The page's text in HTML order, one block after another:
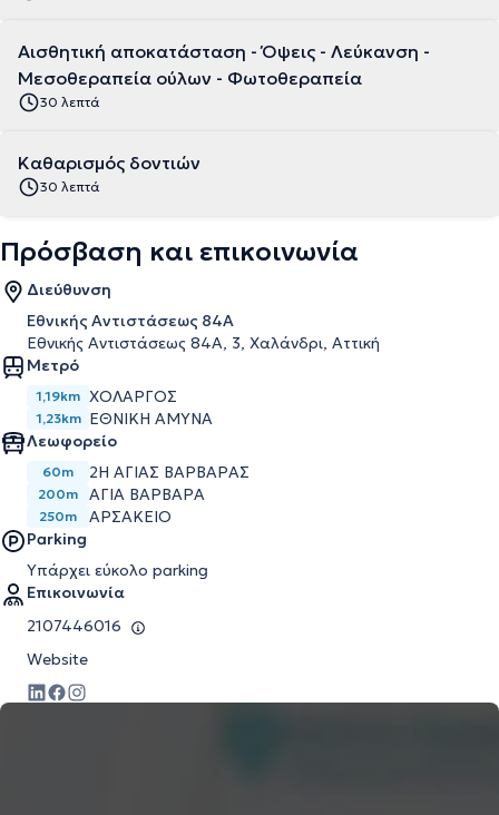
Αισθητική αποκατάσταση - Όψεις - Λεύκανση -
Μεσοθεραπεία ούλων - Φωτοθεραπεία
30 λεπτά
Καθαρισμός δοντιών
30 λεπτά
Πρόσβαση και επικοινωνία
Διεύθυνση
Εθνικής Αντιστάσεως 84Α
Εθνικής Αντιστάσεως 84Α, 3, Χαλάνδρι, Αττική
Μετρό
1,19km ΧΟΛΑΡΓΌΣ
1,23km ΕΘΝΙΚΉ ΆΜΥΝΑ
Λεωφορείο
60m 2Η ΑΓΙΑΣ ΒΑΡΒΑΡΑΣ
200m ΑΓΙΑ ΒΑΡΒΑΡΑ
250m
ΑΡΣΑΚΕΙΟ
Parking
Υπάρχει εύκολο parking
Επικοινωνία
2107446016
Website